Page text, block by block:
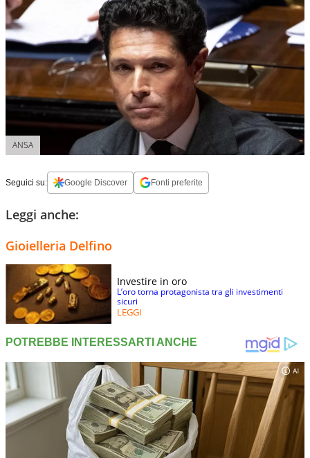
ANSA
Seguici su: Google Discover Fonti preferite
Leggi anche:
Gioielleria Delfino
Investire in oro
L’oro torna protagonista tra gli investimenti
sicuri
LEGGI